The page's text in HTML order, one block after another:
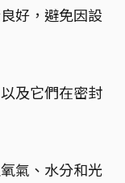
好，避免因設
及它們在密封
氣、水分和光